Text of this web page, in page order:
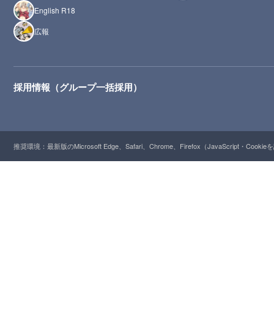
English R18
広報
採用情報（グループ一括採用）
推奨環境：最新版のMicrosoft Edge、Safari、Chrome、Firefox（JavaScript・Cookie